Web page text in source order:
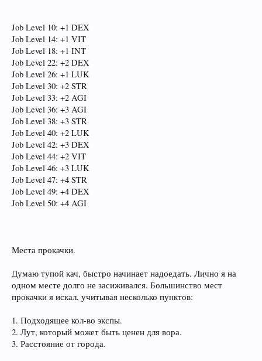
Job Level 10: +1 DEX
Job Level 14: +1 VIT
Job Level 18: +1 INT
Job Level 22: +2 DEX
Job Level 26: +1 LUK
Job Level 30: +2 STR
Job Level 33: +2 AGI
Job Level 36: +3 AGI
Job Level 38: +3 STR
Job Level 40: +2 LUK
Job Level 42: +3 DEX
Job Level 44: +2 VIT
Job Level 46: +3 LUK
Job Level 47: +4 STR
Job Level 49: +4 DEX
Job Level 50: +4 AGI
Места прокачки.
Думаю тупой кач, быстро начинает надоедать. Лично я на
одном месте долго не засиживался. Большинство мест
прокачки я искал, учитывая несколько пунктов:
1. Подходящее кол-во экспы.
2. Лут, который может быть ценен для вора.
3. Расстояние от города.